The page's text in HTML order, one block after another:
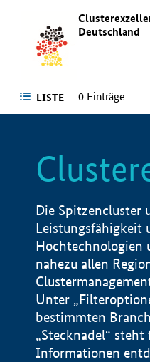
Deutschland
LISTE 0 Einträge
Die Spitzencluster
Leistungsfähigkeit
Hochtechnologien
nahezu allen
Unter
bestimmten
„Stecknadel“
Informationen